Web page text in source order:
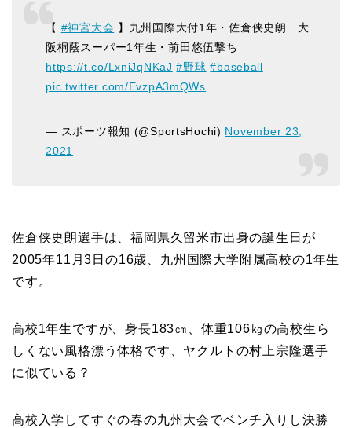
【 #神宮大会 】九州国際大付1年・佐倉侠史朗 大
阪桐蔭スーパー1年生・前田悠伍撃ち
https://t.co/LxniJqNKaJ #野球 #baseball
pic.twitter.com/EvzpA3mQWs
— スポーツ報知 (@SportsHochi) November 23,
2021
佐倉侠史朗選手は、福岡県久留米市出身の誕生日が
2005年11月3日の16歳、九州国際大学附属高校の1年生
です。
高校1年生ですが、身長183㎝、体重106㎏の高校生ら
しくない風格漂う体格です、ヤクルトの村上宗隆選手
に似ている？
高校入学してすぐの春の九州大会でベンチ入りし決勝